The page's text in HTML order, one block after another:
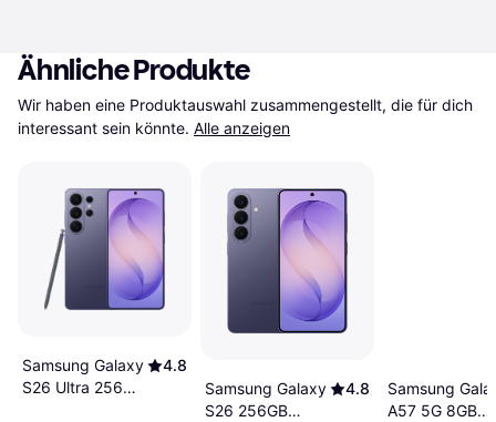
Ähnliche Produkte
Wir haben eine Produktauswahl zusammengestellt, die für dich
interessant sein könnte. Alle anzeigen
Samsung Galaxy
S26 Ultra 256GB
4.8
Samsung Galaxy
S26 256GB
4.8
Samsung
A57 5G 8GB